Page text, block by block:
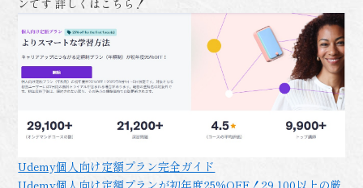
Udemy個人向け定額プラン完全ガイド
Udemy個人向け定額プランが初年度25%OFF！29,100以上の厳